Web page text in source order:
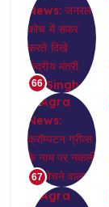
66
67